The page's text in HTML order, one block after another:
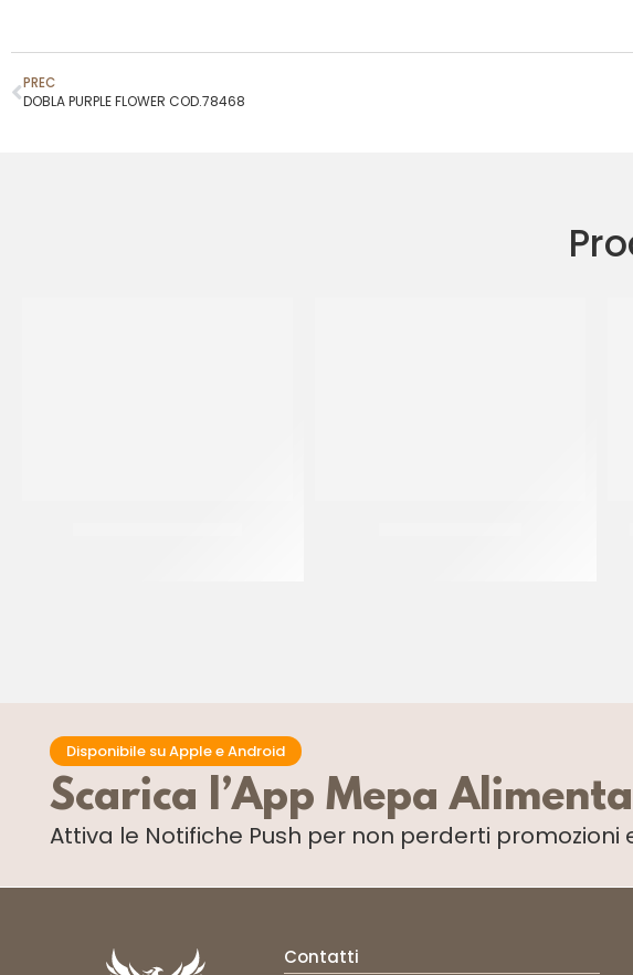
PREC
DOBLA PURPLE FLOWER COD.78468
Disponibile su Apple e Android
Scarica l’App Mepa
Attiva le Notifiche Push per non perderti promozioni
Contatti